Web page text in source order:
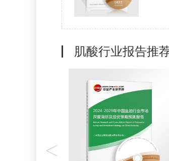
肌酸行业报告推
<